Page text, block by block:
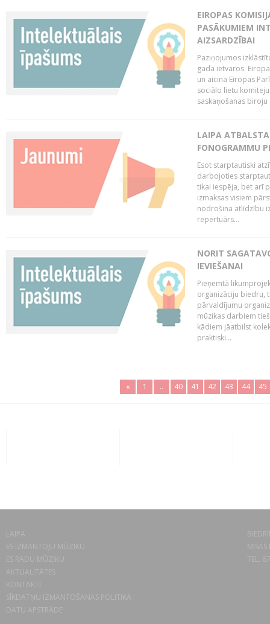
EIROPAS
PASĀKUMIEM
AIZSARDZĪBAI
Paziņojumos
gada ietvaros.
un aicina Eiropas
sociālo lietu
saskaņošanas biroju
LAIPA
FONOGRAMMU
Esot starptautiski
darbojoties
tikai iespēja, bet arī
izmaksas visiem
nodrošina atlīdzību
repertuārs...
NORIT
IEVIEŠANAI
Pieņemtā
organizāciju biedru,
pārvaldījumu
mūzikas darbiem
kādiem jāatbilst
praktiski...
« 1 .. 40 41 42 43 44 45
LAIPA
ES IZMANTOJU MŪZIKU
ES RADU MŪZIKU
AKTUALITĀTES
KONTAKTI
SĪKDATŅU IZMANTOŠANAS POLITIKA
DATU APSTRĀDE
TEL.